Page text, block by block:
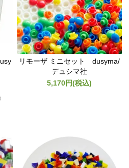
リモーザ ミニセット dusyma/
デュシマ社
5,170円(税込)